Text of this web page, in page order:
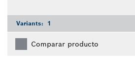
Variants: 1
Comparar producto